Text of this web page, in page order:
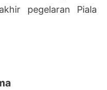
pegelaran Piala